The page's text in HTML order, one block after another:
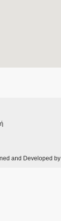
and Developed by